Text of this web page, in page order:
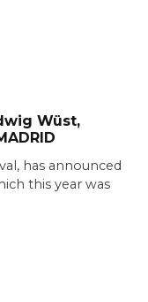
Wüst,
has announced
this year was